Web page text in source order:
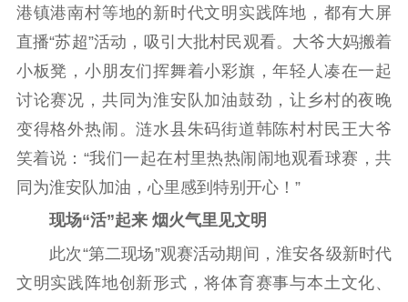
机关党建
党建要闻 学习在线
文化人才
紫金人才 职称评审
数据资源
公共服务
新时代公民素养
提升资源库
新闻出版
政务服务
作品著作权
登记服务
港镇港南村等地的新时代文明实践阵地，都有大屏
直播“苏超”活动，吸引大批村民观看。大爷大妈搬着
小板凳，小朋友们挥舞着小彩旗，年轻人凑在一起
讨论赛况，共同为淮安队加油鼓劲，让乡村的夜晚
变得格外热闹。涟水县朱码街道韩陈村村民王大爷
笑着说：“我们一起在村里热热闹闹地观看球赛，共
同为淮安队加油，心里感到特别开心！”
现场“活”起来 烟火气里见文明
此次“第二现场”观赛活动期间，淮安各级新时代
文明实践阵地创新形式，将体育赛事与本土文化、